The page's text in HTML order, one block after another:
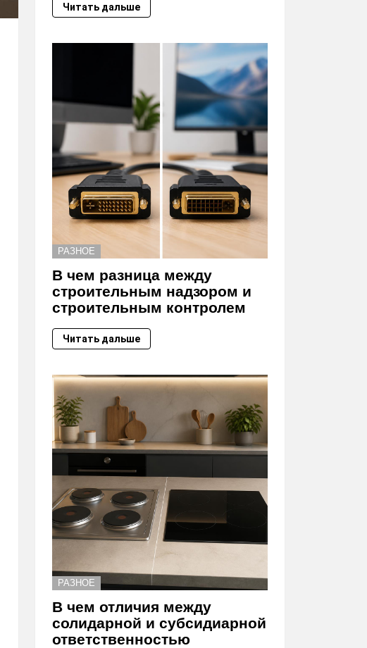
Читать дальше
РАЗНОЕ
В чем разница между
строительным надзором и
строительным контролем
Читать дальше
РАЗНОЕ
В чем отличия между
солидарной и субсидиарной
ответственностью